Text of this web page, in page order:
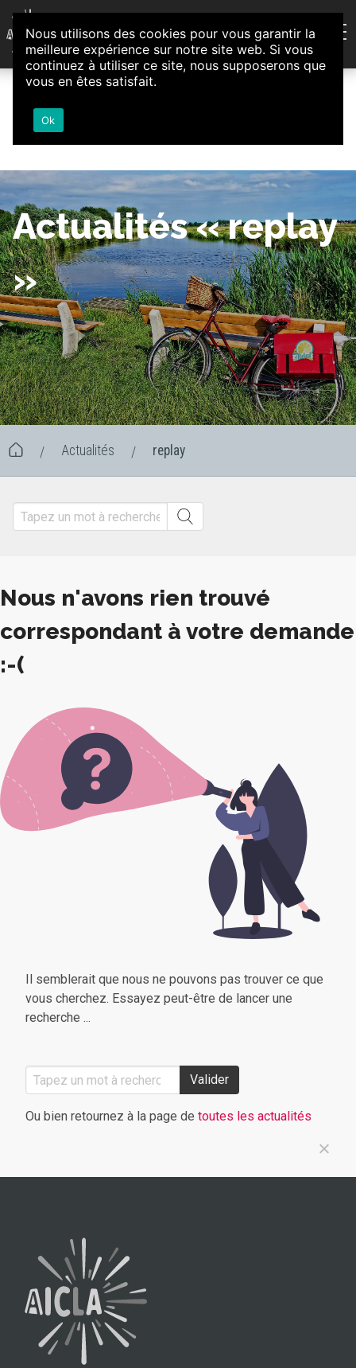
Aller au contenu
Association d'Animation et d'Initiatives Citoyennes
Loire-Authion
Actualités « replay
»
/ Actualités / replay
Nous n'avons rien trouvé
correspondant à votre demande
:-(
Il semblerait que nous ne pouvons pas trouver ce que
vous cherchez. Essayez peut-être de lancer une
recherche ...
Valider
Ou bien retournez à la page de toutes les actualités
Nous utilisons des cookies pour vous garantir la
meilleure expérience sur notre site web. Si vous
continuez à utiliser ce site, nous supposerons que
vous en êtes satisfait.
Ok